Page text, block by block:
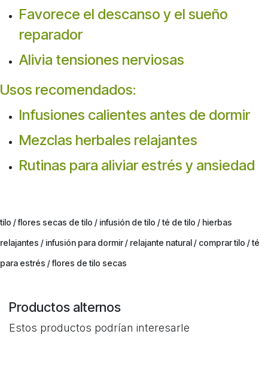
Favorece el descanso y el sueño
reparador
Alivia tensiones nerviosas
Usos recomendados:
Infusiones calientes antes de dormir
Mezclas herbales relajantes
Rutinas para aliviar estrés y ansiedad
tilo / flores secas de tilo / infusión de tilo / té de tilo / hierbas
relajantes / infusión para dormir / relajante natural / comprar tilo / té
para estrés / flores de tilo secas
Productos alternos
Estos productos podrían interesarle